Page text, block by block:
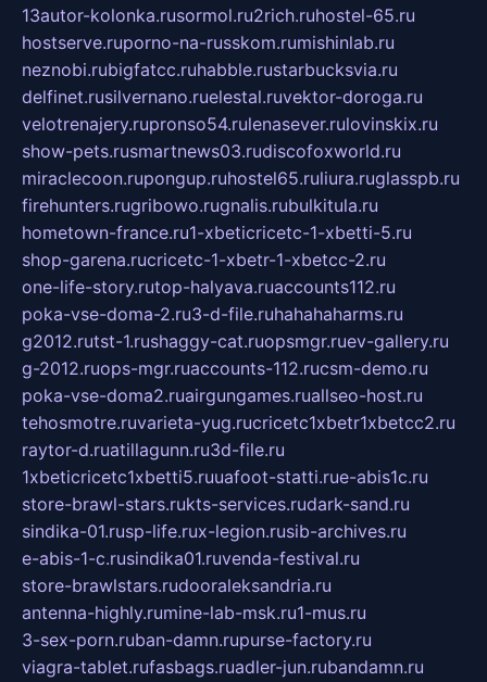
13autor-kolonka.rusormol.ru2rich.ruhostel-65.ru
hostserve.ruporno-na-russkom.rumishinlab.ru
neznobi.rubigfatcc.ruhabble.rustarbucksvia.ru
delfinet.rusilvernano.ruelestal.ruvektor-doroga.ru
velotrenajery.rupronso54.rulenasever.rulovinskix.ru
show-pets.rusmartnews03.rudiscofoxworld.ru
miraclecoon.rupongup.ruhostel65.ruliura.ruglasspb.ru
firehunters.rugribowo.rugnalis.rubulkitula.ru
hometown-france.ru1-xbeticricetc-1-xbetti-5.ru
shop-garena.rucricetc-1-xbetr-1-xbetcc-2.ru
one-life-story.rutop-halyava.ruaccounts112.ru
poka-vse-doma-2.ru3-d-file.ruhahahaharms.ru
g2012.rutst-1.rushaggy-cat.ruopsmgr.ruev-gallery.ru
g-2012.ruops-mgr.ruaccounts-112.rucsm-demo.ru
poka-vse-doma2.ruairgungames.ruallseo-host.ru
tehosmotre.ruvarieta-yug.rucricetc1xbetr1xbetcc2.ru
raytor-d.ruatillagunn.ru3d-file.ru
1xbeticricetc1xbetti5.ruuafoot-statti.rue-abis1c.ru
store-brawl-stars.rukts-services.rudark-sand.ru
sindika-01.rusp-life.rux-legion.rusib-archives.ru
e-abis-1-c.rusindika01.ruvenda-festival.ru
store-brawlstars.rudooraleksandria.ru
antenna-highly.rumine-lab-msk.ru1-mus.ru
3-sex-porn.ruban-damn.rupurse-factory.ru
viagra-tablet.rufasbags.ruadler-jun.rubandamn.ru